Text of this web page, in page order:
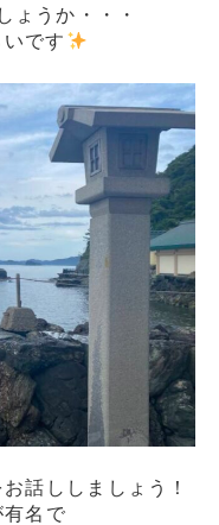
ょうか・・・
です
話ししましょう！
有名で